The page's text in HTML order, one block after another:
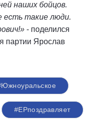
наших бойцов.
есть такие люди.
- поделился
партии Ярослав
#ЕРпоздравляет